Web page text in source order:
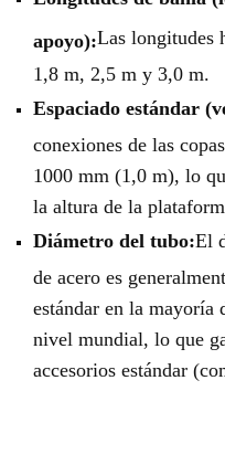
apoyo):Las longitudes
1,8 m, 2,5 m y 3,0 m.
Espaciado estándar
conexiones de las
1000 mm (1,0 m), lo
la altura de la
Diámetro del tubo:El
de acero es
estándar en la mayoría
nivel mundial, lo que
accesorios estándar